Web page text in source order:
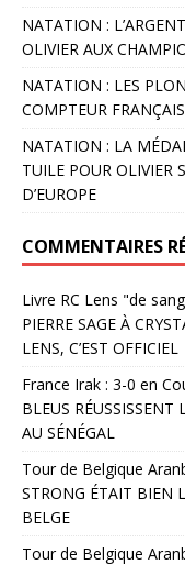
NATATION :
OLIVIER AUX
NATATION : LES
COMPTEUR
NATATION : LA
TUILE POUR OLIVIER
D’EUROPE
COMMENTAIRES
Livre RC Lens "de
PIERRE SAGE À
LENS, C’EST OFFICIEL
France Irak : 3-0 en
BLEUS
AU SÉNÉGAL
Tour de Belgique
STRONG ÉTAIT BIEN
BELGE
Tour de Belgique